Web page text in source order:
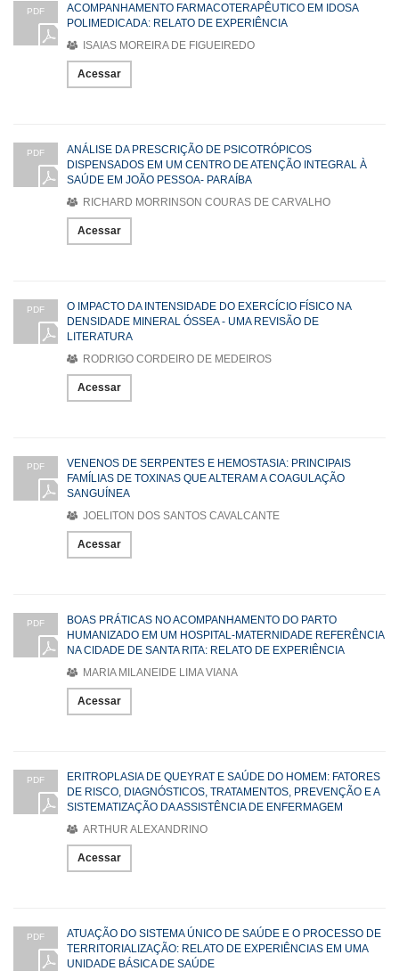
PDF
ACOMPANHAMENTO FARMACOTERAPÊUTICO EM IDOSA
POLIMEDICADA: RELATO DE EXPERIÊNCIA
ISAIAS MOREIRA DE FIGUEIREDO
Acessar
PDF
ANÁLISE DA PRESCRIÇÃO DE PSICOTRÓPICOS
DISPENSADOS EM UM CENTRO DE ATENÇÃO INTEGRAL À
SAÚDE EM JOÃO PESSOA- PARAÍBA
RICHARD MORRINSON COURAS DE CARVALHO
Acessar
PDF
O IMPACTO DA INTENSIDADE DO EXERCÍCIO FÍSICO NA
DENSIDADE MINERAL ÓSSEA - UMA REVISÃO DE
LITERATURA
RODRIGO CORDEIRO DE MEDEIROS
Acessar
PDF
VENENOS DE SERPENTES E HEMOSTASIA: PRINCIPAIS
FAMÍLIAS DE TOXINAS QUE ALTERAM A COAGULAÇÃO
SANGUÍNEA
JOELITON DOS SANTOS CAVALCANTE
Acessar
PDF
BOAS PRÁTICAS NO ACOMPANHAMENTO DO PARTO
HUMANIZADO EM UM HOSPITAL-MATERNIDADE REFERÊNCIA
NA CIDADE DE SANTA RITA: RELATO DE EXPERIÊNCIA
MARIA MILANEIDE LIMA VIANA
Acessar
PDF
ERITROPLASIA DE QUEYRAT E SAÚDE DO HOMEM: FATORES
DE RISCO, DIAGNÓSTICOS, TRATAMENTOS, PREVENÇÃO E A
SISTEMATIZAÇÃO DA ASSISTÊNCIA DE ENFERMAGEM
ARTHUR ALEXANDRINO
Acessar
PDF
ATUAÇÃO DO SISTEMA ÚNICO DE SAÚDE E O PROCESSO DE
TERRITORIALIZAÇÃO: RELATO DE EXPERIÊNCIAS EM UMA
UNIDADE BÁSICA DE SAÚDE